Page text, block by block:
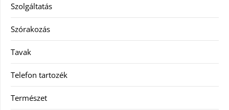
Szolgáltatás
Szórakozás
Tavak
Telefon tartozék
Természet